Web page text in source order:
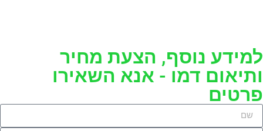
למידע נוסף, הצעת מחיר
ותיאום דמו - אנא השאירו
פרטים